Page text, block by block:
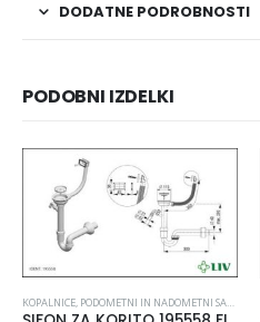
DODATNE PODROBNOSTI
PODOBNI IZDELKI
KOPALNICE, PODOMETNI IN NADOMETNI SANITARNI SISTEMI